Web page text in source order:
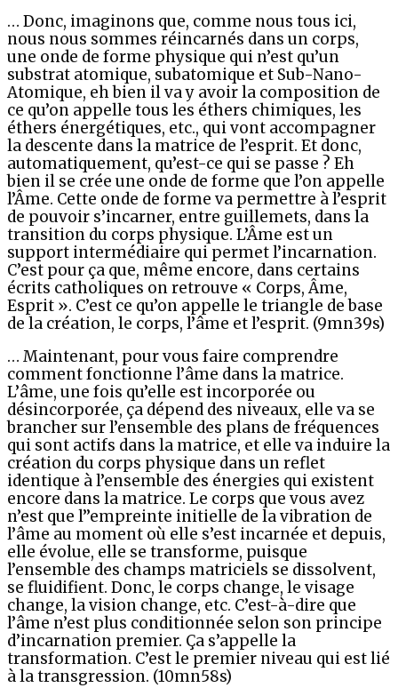
… Donc, imaginons que, comme nous tous ici,
nous nous sommes réincarnés dans un corps,
une onde de forme physique qui n’est qu’un
substrat atomique, subatomique et Sub-Nano-
Atomique, eh bien il va y avoir la composition de
ce qu’on appelle tous les éthers chimiques, les
éthers énergétiques, etc., qui vont accompagner
la descente dans la matrice de l’esprit. Et donc,
automatiquement, qu’est-ce qui se passe ? Eh
bien il se crée une onde de forme que l’on appelle
l’Âme. Cette onde de forme va permettre à l’esprit
de pouvoir s’incarner, entre guillemets, dans la
transition du corps physique. L’Âme est un
support intermédiaire qui permet l’incarnation.
C’est pour ça que, même encore, dans certains
écrits catholiques on retrouve « Corps, Âme,
Esprit ». C’est ce qu’on appelle le triangle de base
de la création, le corps, l’âme et l’esprit. (9mn39s)
… Maintenant, pour vous faire comprendre
comment fonctionne l’âme dans la matrice.
L’âme, une fois qu’elle est incorporée ou
désincorporée, ça dépend des niveaux, elle va se
brancher sur l’ensemble des plans de fréquences
qui sont actifs dans la matrice, et elle va induire la
création du corps physique dans un reflet
identique à l’ensemble des énergies qui existent
encore dans la matrice. Le corps que vous avez
n’est que l’’empreinte initielle de la vibration de
l’âme au moment où elle s’est incarnée et depuis,
elle évolue, elle se transforme, puisque
l’ensemble des champs matriciels se dissolvent,
se fluidifient. Donc, le corps change, le visage
change, la vision change, etc. C’est-à-dire que
l’âme n’est plus conditionnée selon son principe
d’incarnation premier. Ça s’appelle la
transformation. C’est le premier niveau qui est lié
à la transgression. (10mn58s)